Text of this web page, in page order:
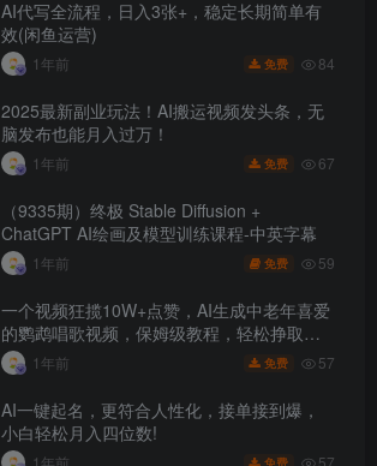
AI代写全流程，日入3张+，稳定长期简单有
效(闲鱼运营)
1年前 免费 84
2025最新副业玩法！AI搬运视频发头条，无
脑发布也能月入过万！
1年前 免费 67
（9335期）终极 Stable Diffusion +
ChatGPT AI绘画及模型训练课程-中英字幕
1年前 免费 59
一个视频狂揽10W+点赞，AI生成中老年喜爱
的鹦鹉唱歌视频，保姆级教程，轻松挣取创
作者分成
1年前 免费 57
AI一键起名，更符合人性化，接单接到爆，
小白轻松月入四位数!